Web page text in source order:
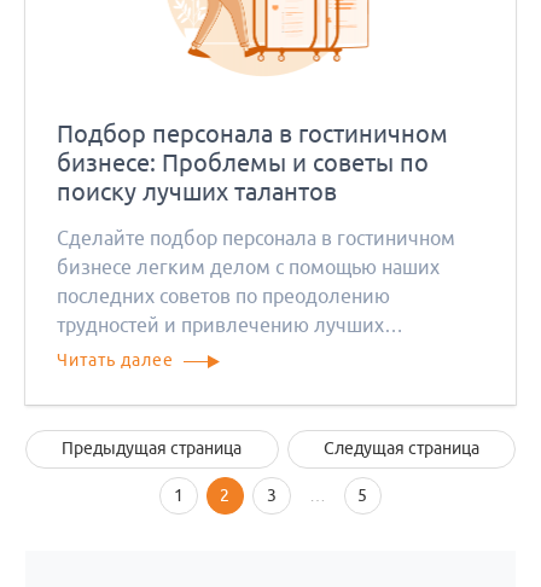
Подбор персонала в гостиничном
бизнесе: Проблемы и советы по
поиску лучших талантов
Сделайте подбор персонала в гостиничном
бизнесе легким делом с помощью наших
последних советов по преодолению
трудностей и привлечению лучших
кандидатов.
Читать далее
Предыдущая страница Следущая страница
1 2 3 5